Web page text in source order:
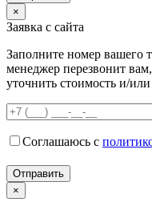
×
Заявка с сайта
Заполните номер вашего
менеджер перезвонит
уточнить стоимость и/
Соглашаюсь с
×